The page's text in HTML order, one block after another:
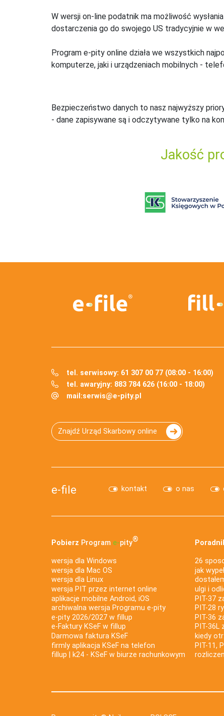
W wersji on-line podatnik ma możliwość
dostarczenia go do swojego US tradycyjnie w
Program e-pity online działa we wszystkich
komputerze, jaki i urządzeniach mobilnych -
Bezpieczeństwo danych to nasz najwyższy
- dane zapisywane są i odczytywane tylko na
Jakość
tel. serwisowy: 61 307 00 77 (08:00 - 16:00)
tel. awaryjny: 883 784 626 (16:00 - 18:00)
mail:serwis@e-pity.pl
Znajdź Urząd Skarbowy online
e-file kontakt o nas
Pobierz Program e‑pity®
wersja dla Windows
wersja dla Mac OS
wersja dla Linux
wersja PIT przez internet online
aplikacje mobilne Android, iOS
archiwalna wersja Programu e-pity
e-pity 2026/2027 w fillup
e‑Faktury KSeF w fillup
Darmowa faktura KSeF
firmly aplikacja KSeF na telefon
fillup | k24 - KSeF w biurze rachunkowym
26
jak
ulgi i
PIT-37
PIT-28
PIT-36
PIT-36L
kiedy
PIT-11,